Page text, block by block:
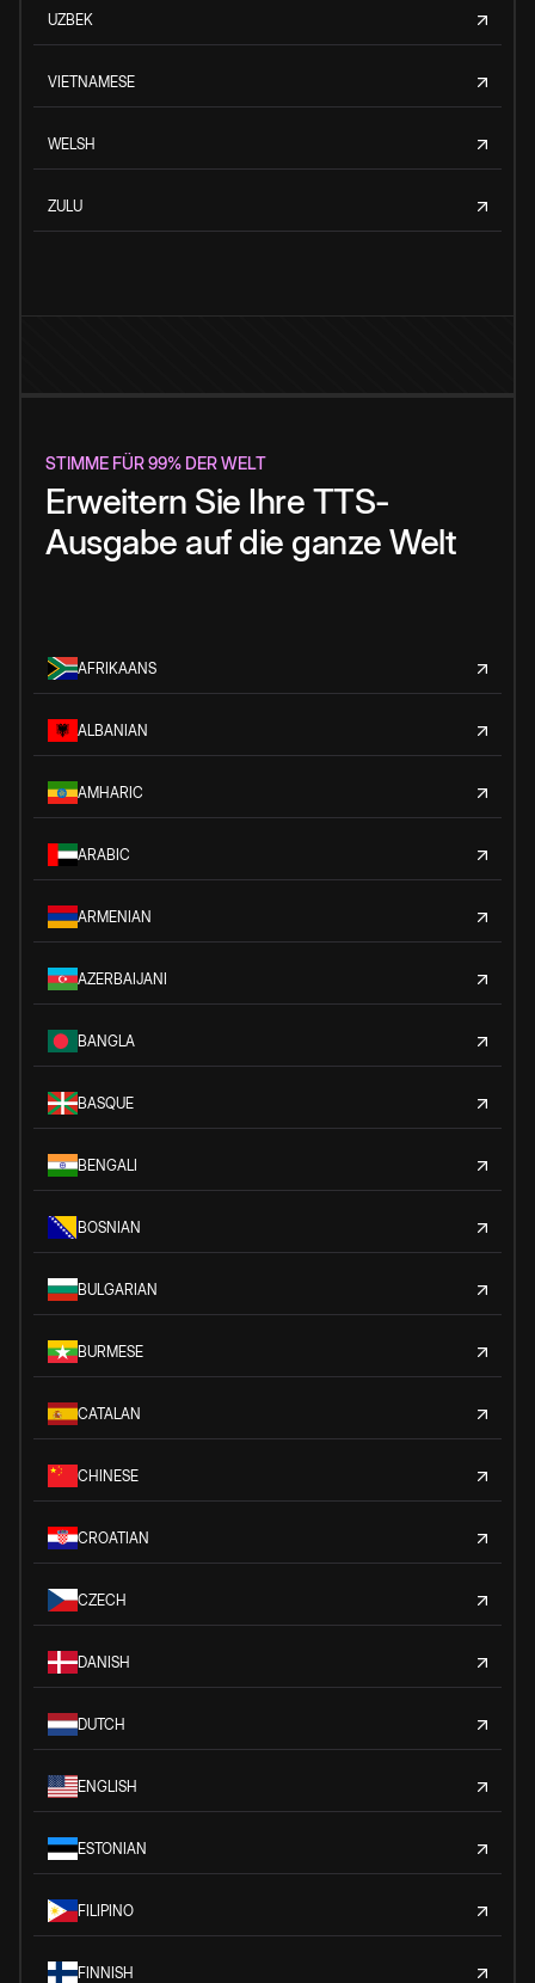
UZBEK
VIETNAMESE
WELSH
ZULU
STIMME FÜR 99% DER WELT
Erweitern Sie Ihre TTS-
Ausgabe auf die ganze Welt
AFRIKAANS
ALBANIAN
AMHARIC
ARABIC
ARMENIAN
AZERBAIJANI
BANGLA
BASQUE
BENGALI
BOSNIAN
BULGARIAN
BURMESE
CATALAN
CHINESE
CROATIAN
CZECH
DANISH
DUTCH
ENGLISH
ESTONIAN
FILIPINO
FINNISH